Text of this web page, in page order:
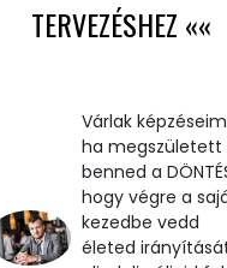
TERVEZÉSHEZ ««
Várlak
ha megszületett
benned a
hogy végre a
kezedbe vedd
életed